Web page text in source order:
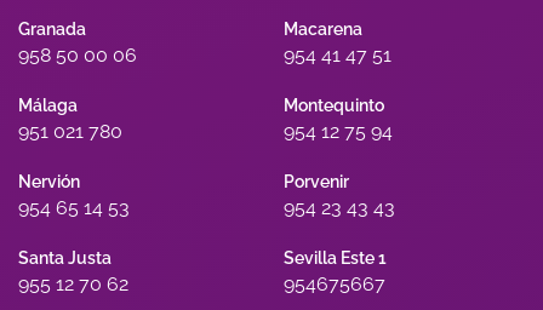
Granada
958 50 00 06
Macarena
954 41 47 51
Málaga
951 021 780
Montequinto
954 12 75 94
Nervión
954 65 14 53
Porvenir
954 23 43 43
Santa Justa
955 12 70 62
Sevilla Este 1
954675667